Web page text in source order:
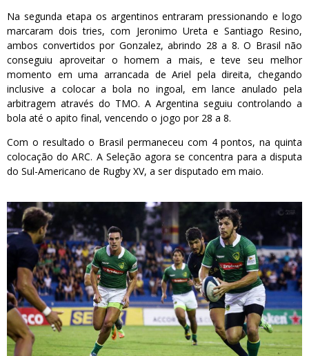
Na segunda etapa os argentinos entraram pressionando e logo
marcaram dois tries, com Jeronimo Ureta e Santiago Resino,
ambos convertidos por Gonzalez, abrindo 28 a 8. O Brasil não
conseguiu aproveitar o homem a mais, e teve seu melhor
momento em uma arrancada de Ariel pela direita, chegando
inclusive a colocar a bola no ingoal, em lance anulado pela
arbitragem através do TMO. A Argentina seguiu controlando a
bola até o apito final, vencendo o jogo por 28 a 8.
Com o resultado o Brasil permaneceu com 4 pontos, na quinta
colocação do ARC. A Seleção agora se concentra para a disputa
do Sul-Americano de Rugby XV, a ser disputado em maio.